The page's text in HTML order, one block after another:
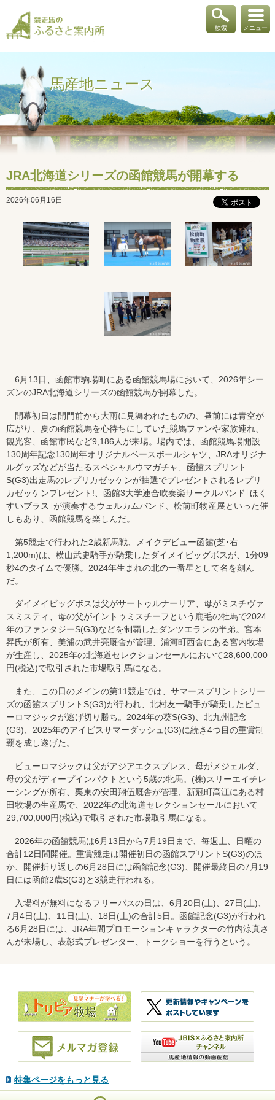
メニュー
検索
馬産地ニュース
JRA北海道シリーズの函館競馬が開幕する
2026年06月16日
6月13日、函館市駒場町にある函館競馬場において、2026年シー
ズンのJRA北海道シリーズの函館競馬が開幕した。
開幕初日は開門前から大雨に見舞われたものの、昼前には青空が
広がり、夏の函館競馬を心待ちにしていた競馬ファンや家族連れ、
観光客、函館市民など9,186人が来場。場内では、函館競馬場開設
130周年記念130周年オリジナルベースボールシャツ、JRAオリジナ
ルグッズなどが当たるスペシャルウマガチャ、函館スプリント
S(G3)出走馬のレプリカゼッケンが抽選でプレゼントされるレプリ
カゼッケンプレゼント!、函館3大学連合吹奏楽サークルバンド｢ほく
すいブラス｣が演奏するウェルカムバンド、松前町物産展といった催
しもあり、函館競馬を楽しんだ。
第5競走で行われた2歳新馬戦、メイクデビュー函館(芝･右
1,200m)は、横山武史騎手が騎乗したダイメイビッグボスが、1分09
秒4のタイムで優勝。2024年生まれの北の一番星として名を刻ん
だ。
ダイメイビッグボスは父がサートゥルナーリア、母がミスチヴァ
スミスティ、母の父がイントゥミスチーフという鹿毛の牡馬で2024
年のファンタジーS(G3)などを制覇したダンツエランの半弟。宮本
昇氏が所有、美浦の武井亮厩舎が管理、浦河町西舎にある宮内牧場
が生産し、2025年の北海道セレクションセールにおいて28,600,000
円(税込)で取引された市場取引馬になる。
また、この日のメインの第11競走では、サマースプリントシリー
ズの函館スプリントS(G3)が行われ、北村友一騎手が騎乗したピュ
ーロマジックが逃げ切り勝ち。2024年の葵S(G3)、北九州記念
(G3)、2025年のアイビスサマーダッシュ(G3)に続き4つ目の重賞制
覇を成し遂げた。
ピューロマジックは父がアジアエクスプレス、母がメジェルダ、
母の父がディープインパクトという5歳の牝馬。(株)スリーエイチレ
ーシングが所有、栗東の安田翔伍厩舎が管理、新冠町高江にある村
田牧場の生産馬で、2022年の北海道セレクションセールにおいて
29,700,000円(税込)で取引された市場取引馬になる。
2026年の函館競馬は6月13日から7月19日まで、毎週土、日曜の
合計12日間開催。重賞競走は開催初日の函館スプリントS(G3)のほ
か、開催折り返しの6月28日には函館記念(G3)、開催最終日の7月19
日には函館2歳S(G3)と3競走行われる。
入場料が無料になるフリーパスの日は、6月20日(土)、27日(土)、
7月4日(土)、11日(土)、18日(土)の合計5日。函館記念(G3)が行われ
る6月28日には、JRA年間プロモーションキャラクターの竹内涼真さ
んが来場し、表彰式プレゼンター、トークショーを行うという。
特集ページをもっと見る